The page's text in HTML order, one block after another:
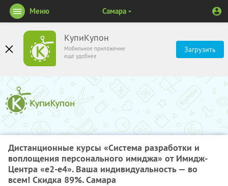
КупиКупон
Мобильное приложение
ещё удобнее
Загрузить
Меню Самара
Дистанционные курсы «Система разработки и
воплощения персонального имиджа» от Имидж-
Центра «е2-е4». Ваша индивидуальность — во
всем! Скидка 89%. Самара